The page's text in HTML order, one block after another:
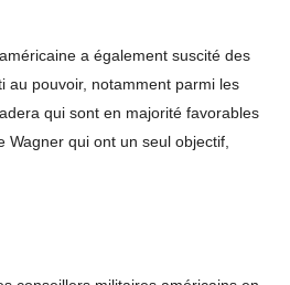
a également suscité des
au pouvoir, notamment parmi les
qui sont en majorité favorables
Wagner qui ont un seul objectif,